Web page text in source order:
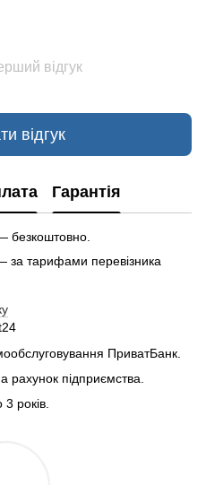
відгук
відгук
Гарантія
безкоштовно.
тарифами перевізника
ПриватБанк.
рахунок підприємства.
3 років.